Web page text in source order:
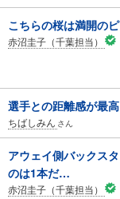
こちらの桜は満開の
赤沼圭子（千葉担当）
選手との距離感が最高
ちばしみん さん
アウェイ側バックス
のは1本だ…
赤沼圭子（千葉担当）